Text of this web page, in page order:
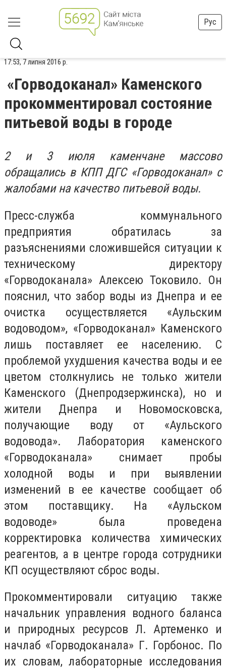
Рус
17:53, 7 липня 2016 р.
«Горводоканал» Каменского
прокомментировал состояние
питьевой воды в городе
2 и 3 июля каменчане массово
обращались в КПП ДГС «Горводоканал» с
жалобами на качество питьевой воды.
Пресс-служба коммунального
предприятия обратилась за
разъяснениями сложившейся ситуации к
техническому директору
«Горводоканала» Алексею Токовило. Он
пояснил, что забор воды из Днепра и ее
очистка осуществляется «Аульским
водоводом», «Горводоканал» Каменского
лишь поставляет ее населению. С
проблемой ухудшения качества воды и ее
цветом столкнулись не только жители
Каменского (Днепродзержинска), но и
жители Днепра и Новомосковска,
получающие воду от «Аульского
водовода». Лаборатория каменского
«Горводоканала» снимает пробы
холодной воды и при выявлении
изменений в ее качестве сообщает об
этом поставщику. На «Аульском
водоводе» была проведена
корректировка количества химических
реагентов, а в центре города сотрудники
КП осуществляют сброс воды.
Прокомментировали ситуацию также
начальник управления водного баланса
и природных ресурсов Л. Артеменко и
начлаб «Горводоканала» Г. Горбонос. По
их словам, лабораторные исследования